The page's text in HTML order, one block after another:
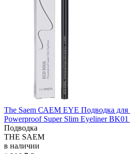
The Saem САЕМ EYE Подводка для
Powerproof Super Slim Eyeliner
Подводка
THE SAEM
в наличии